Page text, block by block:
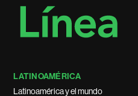
LATINOAMÉRICA
Latinoamérica y el mundo